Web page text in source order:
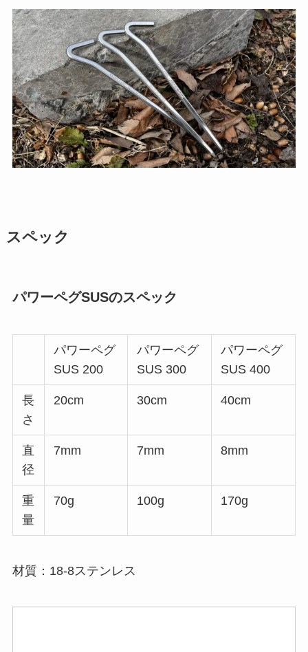
スペック
パワーペグSUSのスペック
パワーペグ
SUS 200
パワーペグ
SUS 300
パワーペグ
SUS 400
長
さ
20cm 30cm 40cm
直
径
7mm 7mm 8mm
重
量
70g 100g 170g
材質：18-8ステンレス